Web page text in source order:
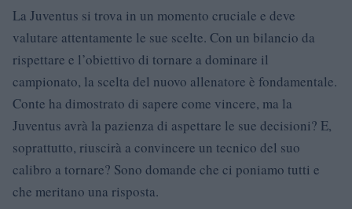
La Juventus si trova in un momento cruciale e deve
valutare attentamente le sue scelte. Con un bilancio da
rispettare e l’obiettivo di tornare a dominare il
campionato, la scelta del nuovo allenatore è fondamentale.
Conte ha dimostrato di sapere come vincere, ma la
Juventus avrà la pazienza di aspettare le sue decisioni? E,
soprattutto, riuscirà a convincere un tecnico del suo
calibro a tornare? Sono domande che ci poniamo tutti e
che meritano una risposta.